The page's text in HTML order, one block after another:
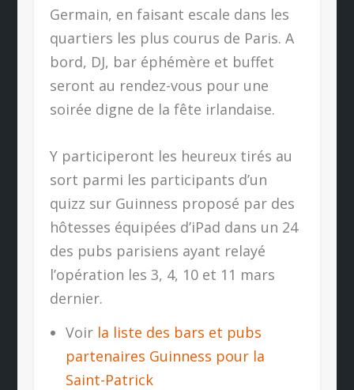
Germain, en faisant escale dans les
quartiers les plus courus de Paris. A
bord, DJ, bar éphémère et buffet
seront au rendez-vous pour une
soirée digne de la fête irlandaise.
Y participeront les heureux tirés au
sort parmi les participants d’un
quizz sur Guinness proposé par des
hôtesses équipées d’iPad dans un 24
des pubs parisiens ayant relayé
l’opération les 3, 4, 10 et 11 mars
dernier.
Voir la liste des bars et pubs
partenaires Guinness pour la
Saint-Patrick